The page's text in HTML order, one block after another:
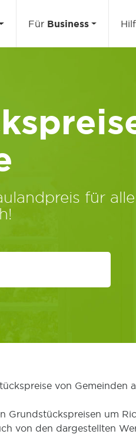
Für Business
für alle
von Gemeinden
Grundstückspreisen um
von den dargestellten